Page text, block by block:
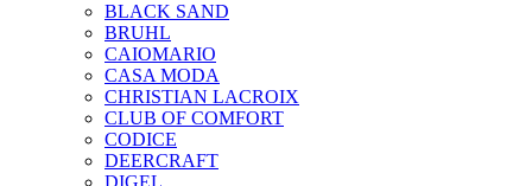
BLACK SAND
BRUHL
CAIOMARIO
CASA MODA
CHRISTIAN LACROIX
CLUB OF COMFORT
CODICE
DEERCRAFT
DIGEL